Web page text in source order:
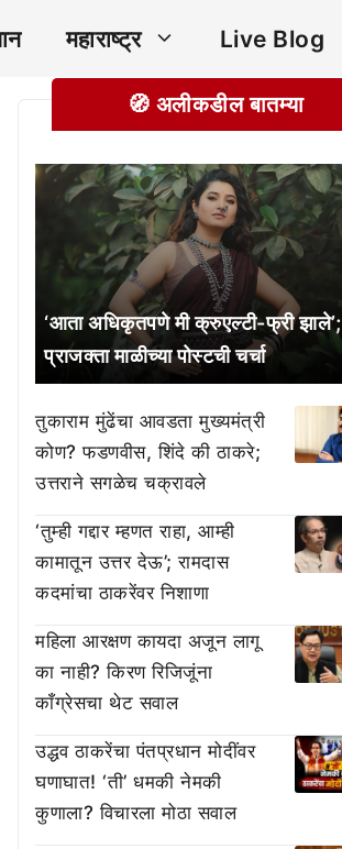
महाराष्ट्र Live Blog
🧭 अलीकडील बातम्या
‘आता अधिकृतपणे मी क्रुएल्टी-फ्री झाले’;
प्राजक्ता माळीच्या पोस्टची चर्चा
तुकाराम मुंढेंचा आवडता मुख्यमंत्री
कोण? फडणवीस, शिंदे की ठाकरे;
उत्तराने सगळेच चक्रावले
‘तुम्ही गद्दार म्हणत राहा, आम्ही
कामातून उत्तर देऊ’; रामदास
कदमांचा ठाकरेंवर निशाणा
महिला आरक्षण कायदा अजून लागू
का नाही? किरण रिजिजूंना
काँग्रेसचा थेट सवाल
उद्धव ठाकरेंचा पंतप्रधान मोदींवर
घणाघात! ‘ती’ धमकी नेमकी
कुणाला? विचारला मोठा सवाल